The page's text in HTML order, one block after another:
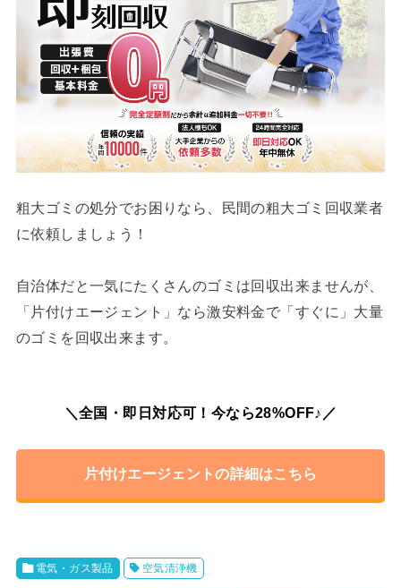
粗大ゴミの処分でお困りなら、民間の粗大ゴミ回収業者
に依頼しましょう！
自治体だと一気にたくさんのゴミは回収出来ませんが、
「片付けエージェント」なら激安料金で「すぐに」大量
のゴミを回収出来ます。
＼全国・即日対応可！今なら28%OFF♪／
片付けエージェントの詳細はこちら
電気・ガス製品 空気清浄機